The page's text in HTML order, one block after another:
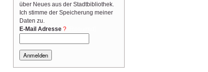
über Neues aus der Stadtbibliothek.
Ich stimme der Speicherung meiner
Daten zu.
E-Mail Adresse